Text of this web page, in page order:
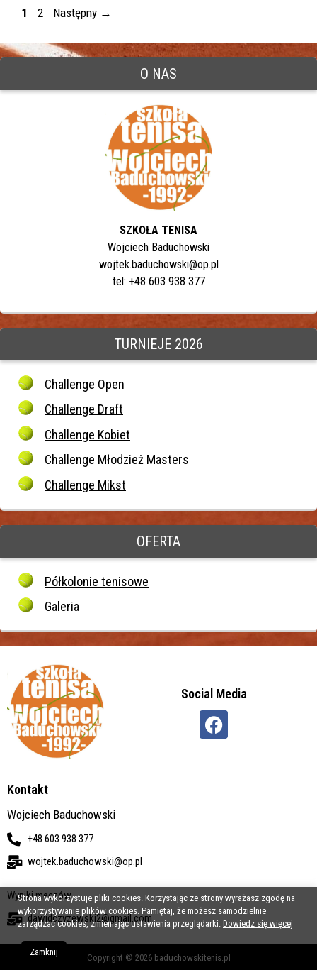
1 2 Następny →
O NAS
SZKOŁA TENISA
Wojciech Baduchowski
wojtek.baduchowski@op.pl
tel: +48 603 938 377
TURNIEJE 2026
Challenge Open
Challenge Draft
Challenge Kobiet
Challenge Młodzież Masters
Challenge Mikst
OFERTA
Półkolonie tenisowe
Galeria
Social Media
Kontakt
Wojciech Baduchowski
+48 603 938 377
wojtek.baduchowski@op.pl
Wyniki meczów
dawidczyzewski2@gmail.com
Copyright © 2026 baduchowskitenis.pl
Strona wykorzystuje pliki cookies. Korzystając ze strony wyrażasz zgodę na
wykorzystywanie plików cookies. Pamiętaj, że możesz samodzielnie
zarządzać cookies, zmieniając ustawienia przeglądarki. Dowiedz się więcej
Zamknij